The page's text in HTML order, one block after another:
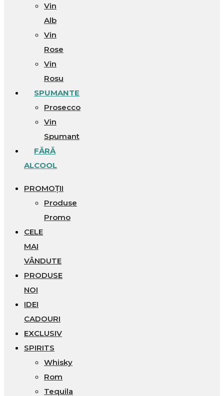
Vin
Alb
Vin
Rose
Vin
Rosu
SPUMANTE
Prosecco
Vin
Spumant
FĂRĂ
ALCOOL
PROMOȚII
Produse
Promo
CELE
MAI
VÂNDUTE
PRODUSE
NOI
IDEI
CADOURI
EXCLUSIV
SPIRITS
Whisky
Rom
Tequila